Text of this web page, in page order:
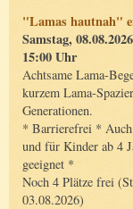
"Lamas hautnah"
Samstag,
15:00 Uhr
Achtsame Lama-
kurzem Lama-
Generationen.
* Barrierefrei *
und für Kinder ab 4
geeignet *
Noch 4 Plätze frei
03.08.2026)